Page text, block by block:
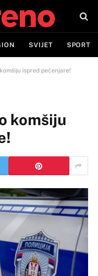
SVIJET SPORT
ispred pečenjare!
komšiju